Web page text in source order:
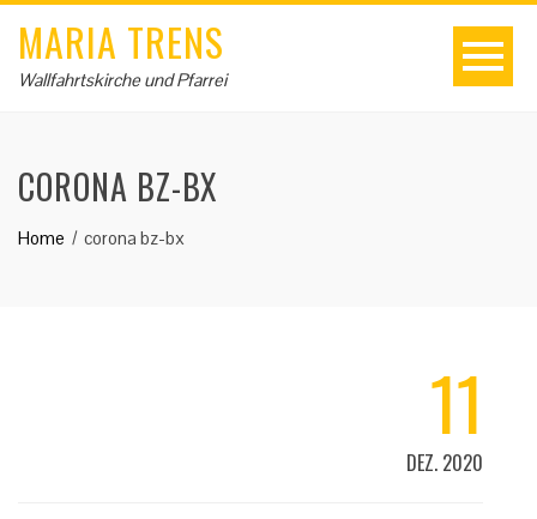
MARIA TRENS
Wallfahrtskirche und Pfarrei
CORONA BZ-BX
Home corona bz-bx
11
DEZ. 2020